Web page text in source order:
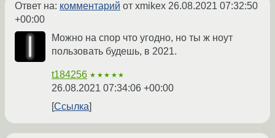
Ответ на: комментарий от xmikex 26.08.2021 07:32:50
+00:00
Можно на спор что угодно, но ты ж ноут
пользовать будешь, в 2021.
t184256 ★★★★★
26.08.2021 07:34:06 +00:00
Ссылка